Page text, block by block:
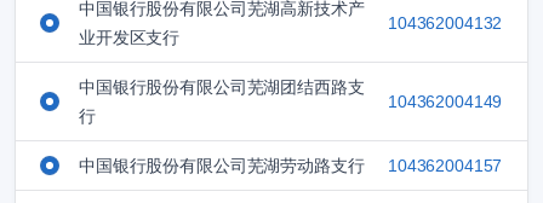
中国银行股份有限公司芜湖高新技术产
业开发区支行
104362004132
中国银行股份有限公司芜湖团结西路支
行
104362004149
中国银行股份有限公司芜湖劳动路支行 104362004157